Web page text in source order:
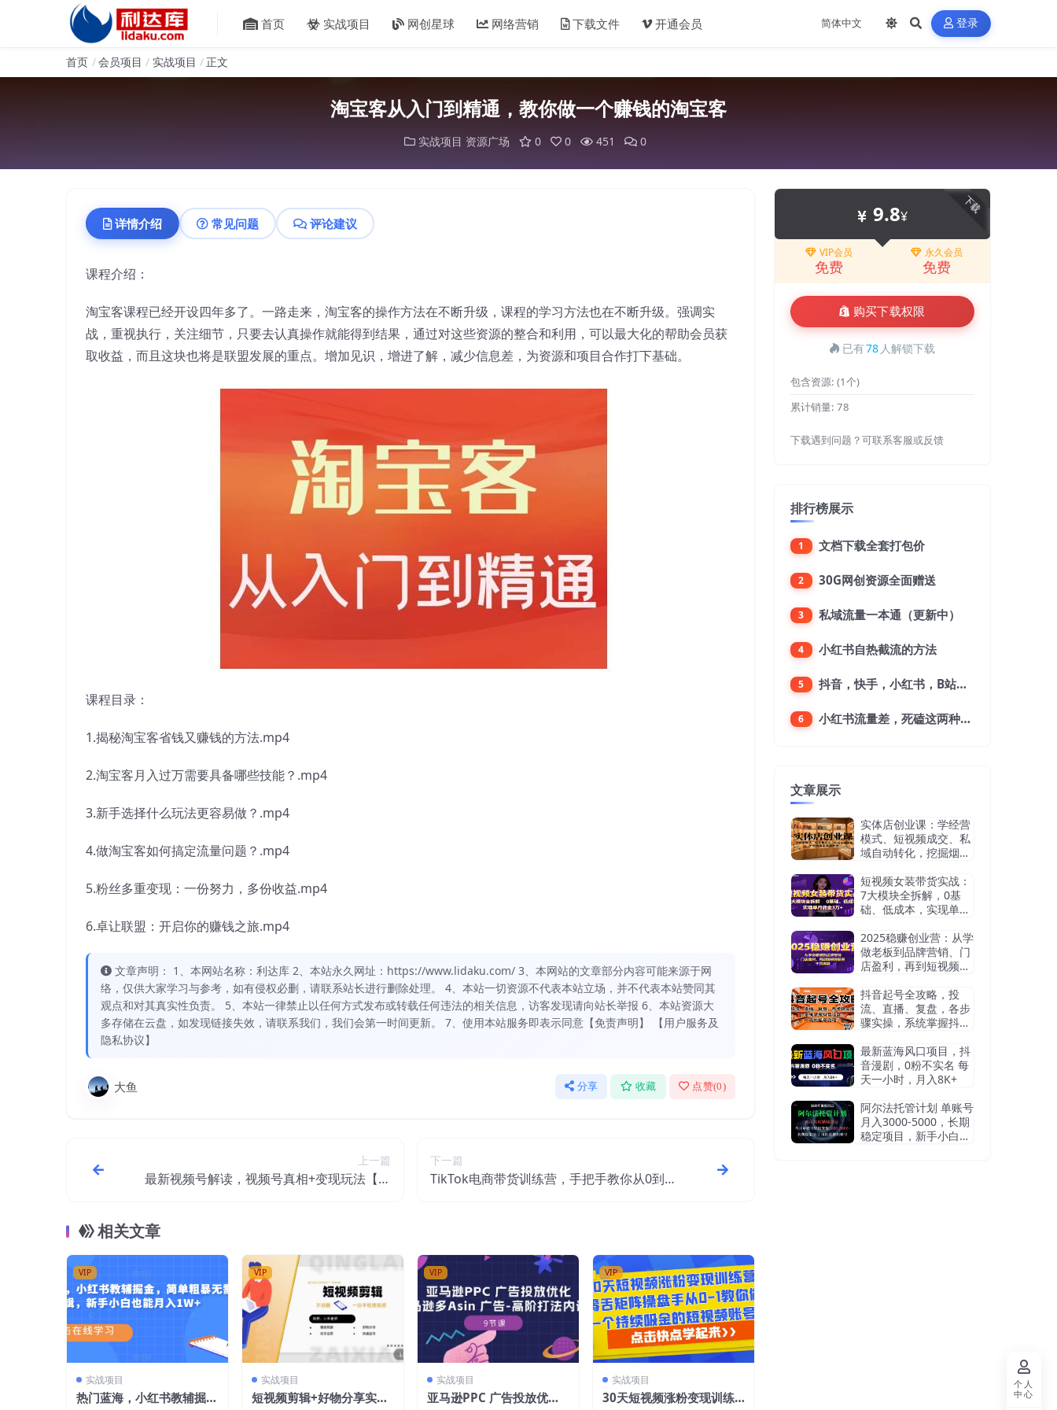
首页 实战项目 网创星球 网络营销 下载文件 开通会员 登录
首页 会员项目 实战项目 正文
淘宝客从入门到精通，教你做一个赚钱的淘宝客
实战项目 资源广场 0 0 451 0
详情介绍 常见问题 评论建议
课程介绍：
淘宝客课程已经开设四年多了。一路走来，淘宝客的操作方法在不断升级，课程的学习方法也在不断升级。强调实
战，重视执行，关注细节，只要去认真操作就能得到结果，通过对这些资源的整合和利用，可以最大化的帮助会员获
取收益，而且这块也将是联盟发展的重点。增加见识，增进了解，减少信息差，为资源和项目合作打下基础。
课程目录：
1.揭秘淘宝客省钱又赚钱的方法.mp4
2.淘宝客月入过万需要具备哪些技能？.mp4
3.新手选择什么玩法更容易做？.mp4
4.做淘宝客如何搞定流量问题？.mp4
5.粉丝多重变现：一份努力，多份收益.mp4
6.卓让联盟：开启你的赚钱之旅.mp4
文章声明： 1、本网站名称：利达库 2、本站永久网址：https://www.lidaku.com/ 3、本网站的文章部分内容可能来源于网
络，仅供大家学习与参考，如有侵权必删，请联系站长进行删除处理。 4、本站一切资源不代表本站立场，并不代表本站赞同其
观点和对其真实性负责。 5、本站一律禁止以任何方式发布或转载任何违法的相关信息，访客发现请向站长举报 6、本站资源大
多存储在云盘，如发现链接失效，请联系我们，我们会第一时间更新。 7、使用本站服务即表示同意【免责声明】 【用户服务及
隐私协议】
大鱼 分享 收藏 点赞(0)
上一篇
最新视频号解读，视频号真相+变现玩法【视
下一篇
TikTok电商带货训练营，手把手教你从0到1
相关文章
VIP
实战项目
热门蓝海，小红书教辅掘
VIP
实战项目
短视频剪辑+好物分享实操
VIP
实战项目
亚马逊PPC 广告投放优
VIP
实战项目
30天短视频涨粉变现训练
下载
9.8¥
VIP会员
免费
永久会员
免费
购买下载权限
已有78 人解锁下载
包含资源: (1个)
累计销量: 78
下载遇到问题？可联系客服或反馈
排行榜展示
1 文档下载全套打包价
2 30G网创资源全面赠送
3 私域流量一本通（更新中）
4 小红书自热截流的方法
5 抖音，快手，小红书，B站，微博，微信公众号，微信视频号。每一个平台，都是不一样的机会，对应不一样的赚钱思路
6 小红书流量差，死磕这两种笔记就好
文章展示
实体店创业课：学经营
模式、短视频成交、私
域自动转化，挖掘烟酒
短视频女装带货实战：
7大模块全拆解，0基
础、低成本，实现单月
2025稳赚创业营：从学
做老板到品牌营销、门
店盈利，再到短视频获
抖音起号全攻略，投
流、直播、复盘，各步
骤实操，系统掌握抖音
最新蓝海风口项目，抖
音漫剧，0粉不实名 每
天一小时，月入8K+
阿尔法托管计划 单账号
月入3000-5000，长期
稳定项目，新手小白轻
个人
中心